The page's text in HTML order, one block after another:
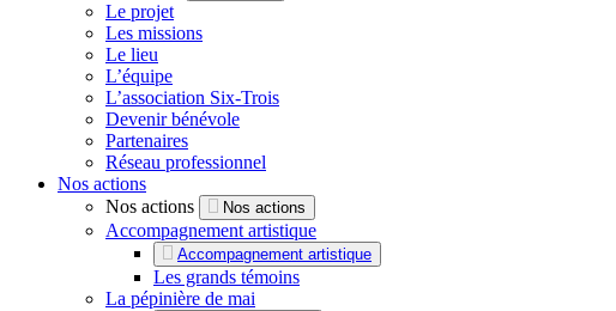
Le projet
Les missions
Le lieu
L’équipe
L’association Six-Trois
Devenir bénévole
Partenaires
Réseau professionnel
Nos actions
Nos actions
Nos actions
Accompagnement artistique
Accompagnement artistique
Les grands témoins
La pépinière de mai